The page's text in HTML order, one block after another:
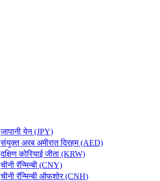
जापानी येन (JPY)
संयुक्त अरब अमीरात दिरहम (AED)
दक्षिण कोरियाई जीता (KRW)
चीनी रॅन्मिन्बी (CNY)
चीनी रॅन्मिन्बी ऑफशोर (CNH)